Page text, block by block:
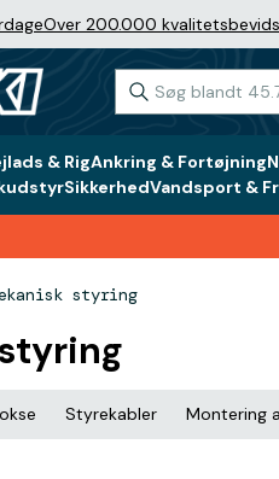
Over 200.000
& RigAnkring & Fortøjning
SikkerhedVandsport &
styring
Styrekabler Montering